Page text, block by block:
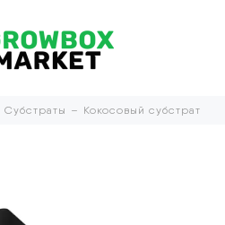
Субстраты Кокосовый субстрат